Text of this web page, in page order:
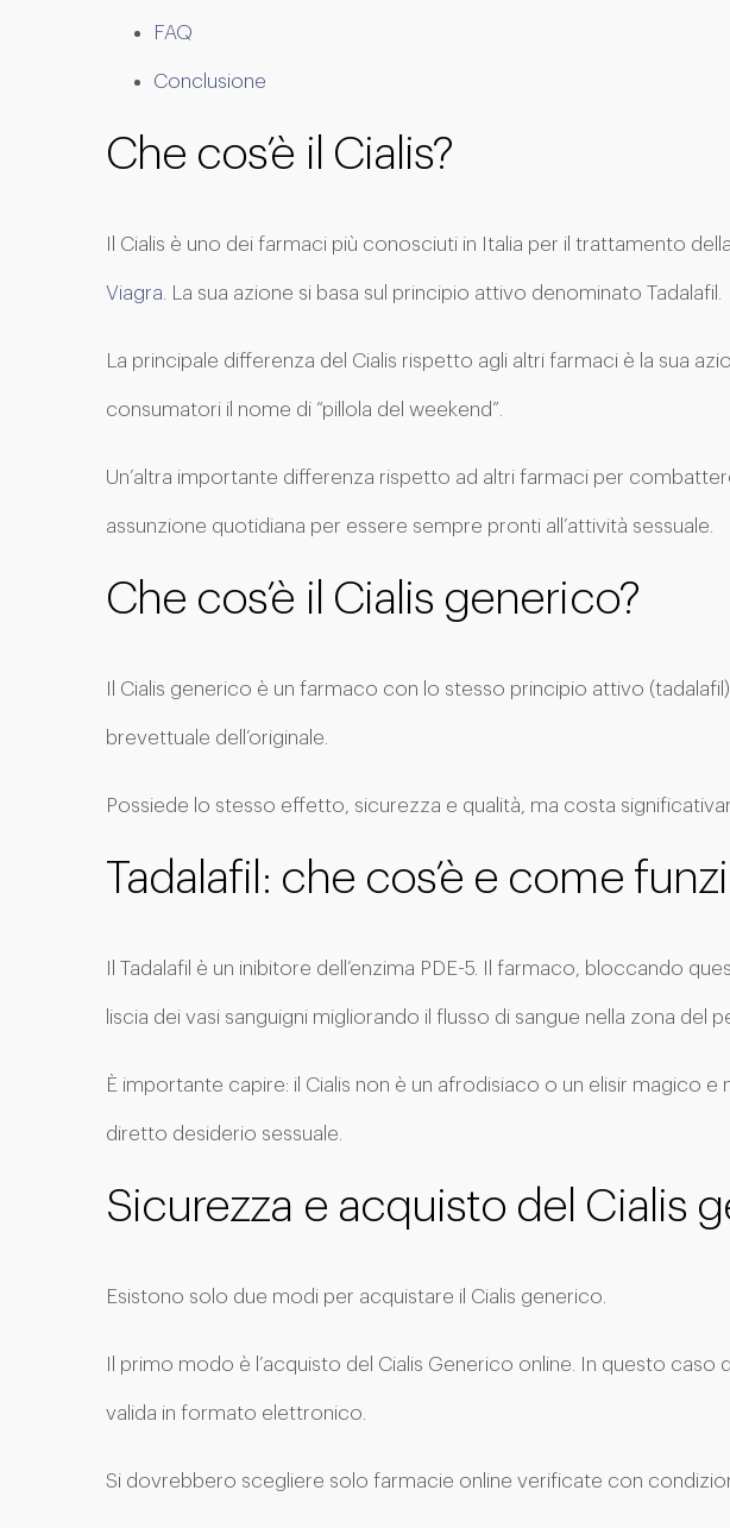
FAQ
Conclusione
Che cos’è il Cialis?
Il Cialis è uno dei farmaci più conosciuti in Italia per il trattamento
Viagra . La sua azione si basa sul principio attivo denominato Tadalafil.
La principale differenza del Cialis rispetto agli altri farmaci è la sua
consumatori il nome di “pillola del weekend”.
Un’altra importante differenza rispetto ad altri farmaci per
assunzione quotidiana per essere sempre pronti all’attività sessuale.
Che cos’è il Cialis generico?
Il Cialis generico è un farmaco con lo stesso principio attivo
brevettuale dell’originale.
Possiede lo stesso effetto, sicurezza e qualità, ma costa
Tadalafil: che cos’è e come
Il Tadalafil è un inibitore dell’enzima PDE-5. Il farmaco, bloccando
liscia dei vasi sanguigni migliorando il flusso di sangue nella zona del
È importante capire: il Cialis non è un afrodisiaco o un elisir magico
diretto desiderio sessuale.
Sicurezza e acquisto del Cialis
Esistono solo due modi per acquistare il Cialis generico.
Il primo modo è l’acquisto del Cialis Generico online. In questo
valida in formato elettronico.
Si dovrebbero scegliere solo farmacie online verificate con